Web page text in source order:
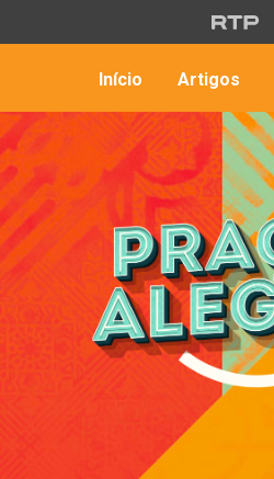
Saltar para o conteúdo principal
Início Artigos